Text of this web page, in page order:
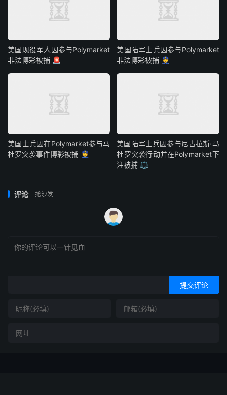
美国现役军人因参与Polymarket
非法博彩被捕 🚨
美国陆军士兵因参与Polymarket
非法博彩被捕 👮
美国士兵因在Polymarket参与马
杜罗突袭事件博彩被捕 👮
美国陆军士兵因参与尼古拉斯·马
杜罗突袭行动并在Polymarket下
注被捕 ⚖️
评论 抢沙发
提交评论